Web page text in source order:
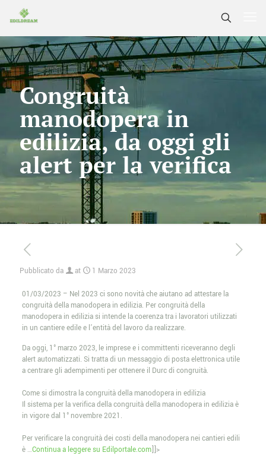
Congruità
manodopera in
edilizia, da oggi gli
alert per la verifica
Pubblicato da at 1 Marzo 2023
01/03/2023 – Nel 2023 ci sono novità che aiutano ad attestare la
congruità della manodopera in edilizia. Per congruità della
manodopera in edilizia si intende la coerenza tra i lavoratori utilizzati
in un cantiere edile e l’entità del lavoro da realizzare.
Da oggi, 1° marzo 2023, le imprese e i committenti riceveranno degli
alert automatizzati. Si tratta di un messaggio di posta elettronica utile
a centrare gli adempimenti per ottenere il Durc di congruità.
Come si dimostra la congruità della manodopera in edilizia
Il sistema per la verifica della congruità della manodopera in edilizia è
in vigore dal 1° novembre 2021.
Per verificare la congruità dei costi della manodopera nei cantieri edili
è …Continua a leggere su Edilportale.com]]>